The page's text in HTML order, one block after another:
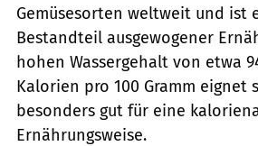
Gemüsesorten weltweit und ist
Bestandteil ausgewogener
hohen Wassergehalt von etwa
Kalorien pro 100 Gramm eignet
besonders gut für eine
Ernährungsweise.